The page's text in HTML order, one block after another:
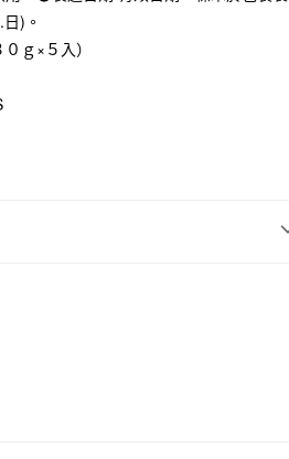
)。
ｇ×５入）